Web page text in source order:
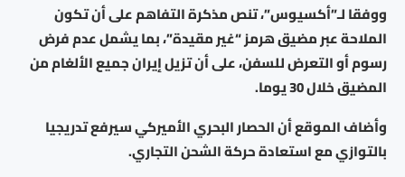
ووفقا لـ”أكسيوس”، تنص مذكرة التفاهم على أن تكون
الملاحة عبر مضيق هرمز “غير مقيدة”، بما يشمل عدم فرض
رسوم أو التعرض للسفن، على أن تزيل إيران جميع الألغام من
المضيق خلال 30 يوما.
وأضاف الموقع أن الحصار البحري الأميركي سيرفع تدريجيا
بالتوازي مع استعادة حركة الشحن التجاري.